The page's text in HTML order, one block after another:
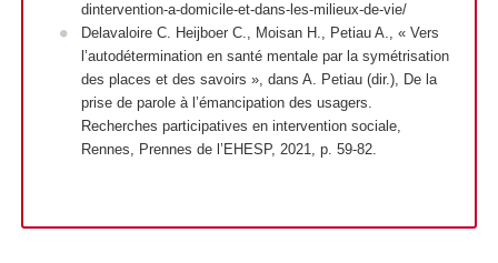
dintervention-a-domicile-et-dans-les-milieux-de-vie/
Delavaloire C. Heijboer C., Moisan H., Petiau A., « Vers
l’autodétermination en santé mentale par la symétrisation
des places et des savoirs », dans A. Petiau (dir.), De la
prise de parole à l’émancipation des usagers.
Recherches participatives en intervention sociale,
Rennes, Prennes de l’EHESP, 2021, p. 59-82.